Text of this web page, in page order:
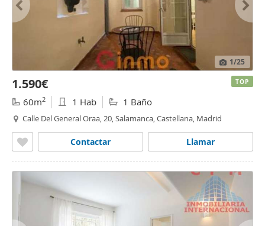
1/25
1.590€
60m2 1 Hab 1 Baño
Calle Del General Oraa, 20, Salamanca, Castellana, Madrid
Llamar
Contactar
TOP